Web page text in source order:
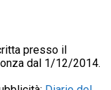
presso il
dal 1/12/2014.